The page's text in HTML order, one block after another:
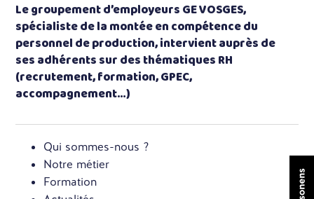
Le groupement d’employeurs GE VOSGES,
spécialiste de la montée en compétence du
personnel de production, intervient auprès de
ses adhérents sur des thématiques RH
(recrutement, formation, GPEC,
accompagnement…)
Qui sommes-nous ?
Notre métier
Formation